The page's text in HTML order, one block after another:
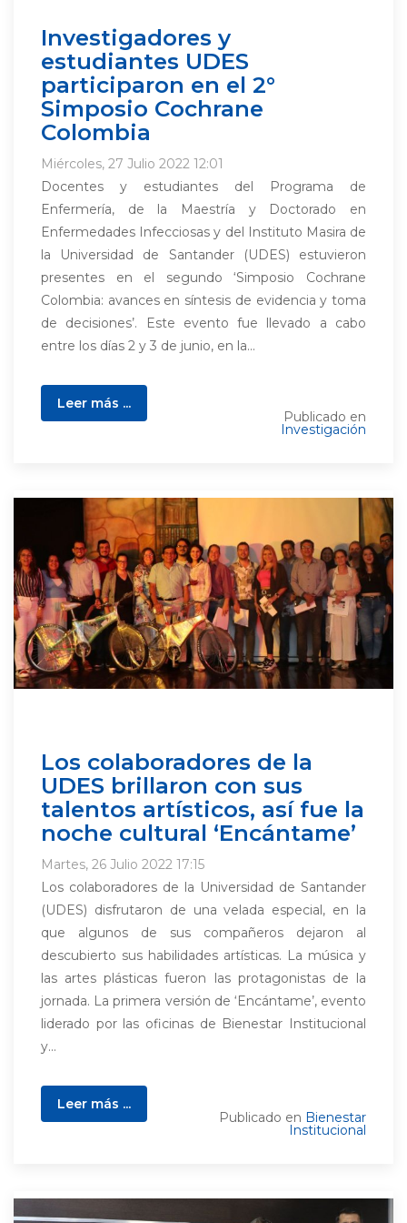
Investigadores y
estudiantes UDES
participaron en el 2°
Simposio Cochrane
Colombia
Miércoles, 27 Julio 2022 12:01
Docentes y estudiantes del Programa de
Enfermería, de la Maestría y Doctorado en
Enfermedades Infecciosas y del Instituto Masira de
la Universidad de Santander (UDES) estuvieron
presentes en el segundo ‘Simposio Cochrane
Colombia: avances en síntesis de evidencia y toma
de decisiones’. Este evento fue llevado a cabo
entre los días 2 y 3 de junio, en la...
Leer más ...
Publicado en
Investigación
Los colaboradores de la
UDES brillaron con sus
talentos artísticos, así fue la
noche cultural ‘Encántame’
Martes, 26 Julio 2022 17:15
Los colaboradores de la Universidad de Santander
(UDES) disfrutaron de una velada especial, en la
que algunos de sus compañeros dejaron al
descubierto sus habilidades artísticas. La música y
las artes plásticas fueron las protagonistas de la
jornada. La primera versión de ‘Encántame’, evento
liderado por las oficinas de Bienestar Institucional
y...
Leer más ...
Publicado en Bienestar
Institucional